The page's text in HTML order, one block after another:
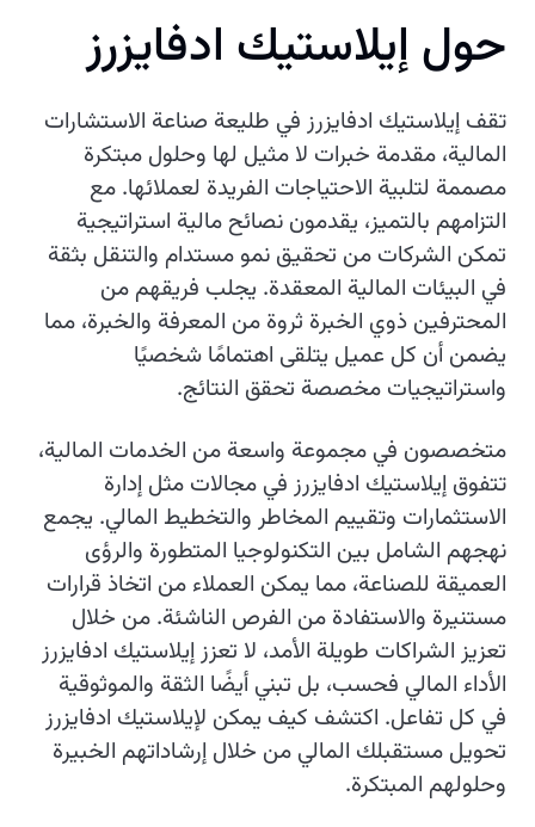
حول إيلاستيك ادفايزرز
تقف إيلاستيك ادفايزرز في طليعة صناعة الاستشارات
المالية، مقدمة خبرات لا مثيل لها وحلول مبتكرة
مصممة لتلبية الاحتياجات الفريدة لعملائها. مع
التزامهم بالتميز، يقدمون نصائح مالية استراتيجية
تمكن الشركات من تحقيق نمو مستدام والتنقل بثقة
في البيئات المالية المعقدة. يجلب فريقهم من
المحترفين ذوي الخبرة ثروة من المعرفة والخبرة، مما
يضمن أن كل عميل يتلقى اهتمامًا شخصيًا
واستراتيجيات مخصصة تحقق النتائج.
متخصصون في مجموعة واسعة من الخدمات المالية،
تتفوق إيلاستيك ادفايزرز في مجالات مثل إدارة
الاستثمارات وتقييم المخاطر والتخطيط المالي. يجمع
نهجهم الشامل بين التكنولوجيا المتطورة والرؤى
العميقة للصناعة، مما يمكن العملاء من اتخاذ قرارات
مستنيرة والاستفادة من الفرص الناشئة. من خلال
تعزيز الشراكات طويلة الأمد، لا تعزز إيلاستيك ادفايزرز
الأداء المالي فحسب، بل تبني أيضًا الثقة والموثوقية
في كل تفاعل. اكتشف كيف يمكن لإيلاستيك ادفايزرز
تحويل مستقبلك المالي من خلال إرشاداتهم الخبيرة
وحلولهم المبتكرة.